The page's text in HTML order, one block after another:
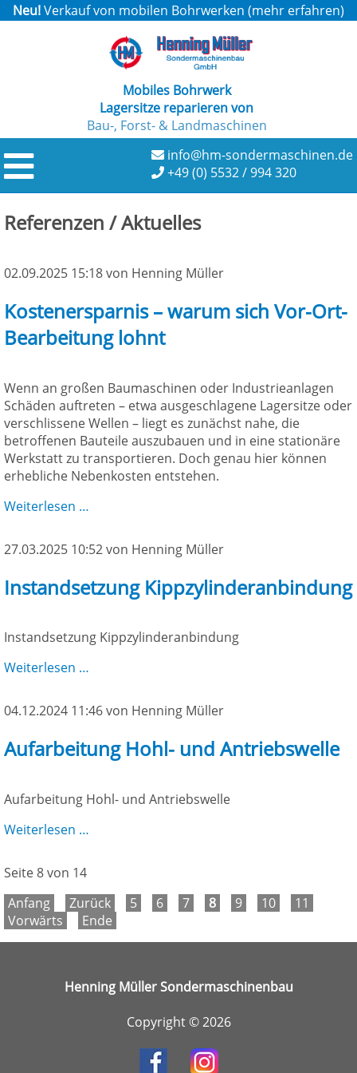
Neu!Verkauf von mobilen Bohrwerken (mehr erfahren)
Mobiles Bohrwerk
Lagersitze reparieren von
Bau-, Forst- & Landmaschinen
info@hm-sondermaschinen.de
+49 (0) 5532 / 994 320
Referenzen / Aktuelles
02.09.2025 15:18von Henning Müller
Kostenersparnis – warum sich Vor-Ort-
Bearbeitung lohnt
Wenn an großen Baumaschinen oder Industrieanlagen
Schäden auftreten – etwa ausgeschlagene Lagersitze oder
verschlissene Wellen – liegt es zunächst nahe, die
betroffenen Bauteile auszubauen und in eine stationäre
Werkstatt zu transportieren. Doch genau hier können
erhebliche Nebenkosten entstehen.
Weiterlesen …
warum
sich
Ort-
lohnt
27.03.2025 10:52von Henning Müller
Instandsetzung Kippzylinderanbindung
Instandsetzung Kippzylinderanbindung
Weiterlesen …
04.12.2024 11:46von Henning Müller
Aufarbeitung Hohl- und Antriebswelle
Aufarbeitung Hohl- und Antriebswelle
Weiterlesen …
Seite 8 von 14
Anfang
Zurück 5 6 7 8 9 10
11
Vorwärts
Ende
Henning Müller Sondermaschinenbau
Copyright © 2026